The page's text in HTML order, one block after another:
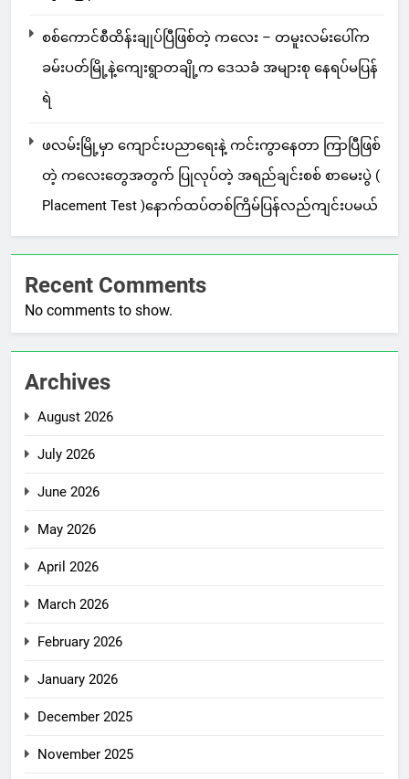
စစ်ကောင်စီထိန်းချုပ်ပြီဖြစ်တဲ့ ကလေး – တမူးလမ်းပေါ်က
ခမ်းပတ်မြို့နဲ့ကျေးရွာတချို့က ဒေသခံ အများစု နေရပ်မပြန်
ရဲ
ဖလမ်းမြို့မှာ ကျောင်းပညာရေးနဲ့ ကင်းကွာနေတာ ကြာပြီဖြစ်
တဲ့ ကလေးတွေအတွက် ပြုလုပ်တဲ့ အရည်ချင်းစစ် စာမေးပွဲ (
Placement Test )နောက်ထပ်တစ်ကြိမ်ပြန်လည်ကျင်းပမယ်
Recent Comments
No comments to show.
Archives
August 2026
July 2026
June 2026
May 2026
April 2026
March 2026
February 2026
January 2026
December 2025
November 2025